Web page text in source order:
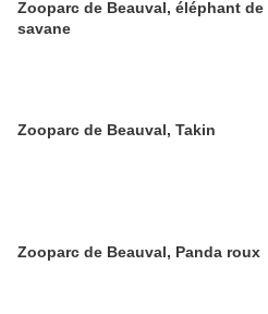
Zooparc de Beauval, éléphant de
savane
Zooparc de Beauval, Takin
Zooparc de Beauval, Panda roux